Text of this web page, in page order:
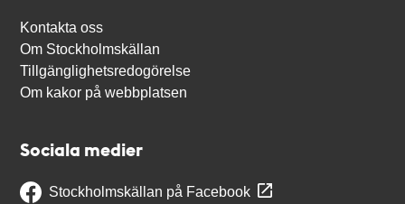
Kontakta oss
Om Stockholmskällan
Tillgänglighetsredogörelse
Om kakor på webbplatsen
Sociala medier
Stockholmskällan på Facebook